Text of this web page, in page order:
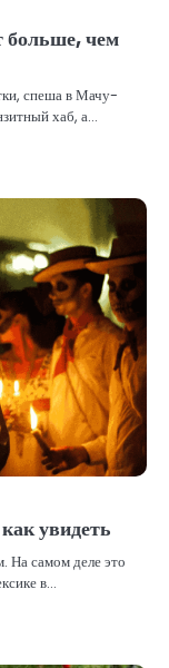
больше, чем
спеша в Мачу-
хаб, а…
увидеть
На самом деле это
в…